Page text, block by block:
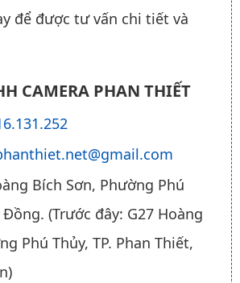
để được tư vấn chi tiết và
CAMERA PHAN THIẾT
Bích Sơn, Phường Phú
(Trước đây: G27 Hoàng
Phú Thủy, TP. Phan Thiết,